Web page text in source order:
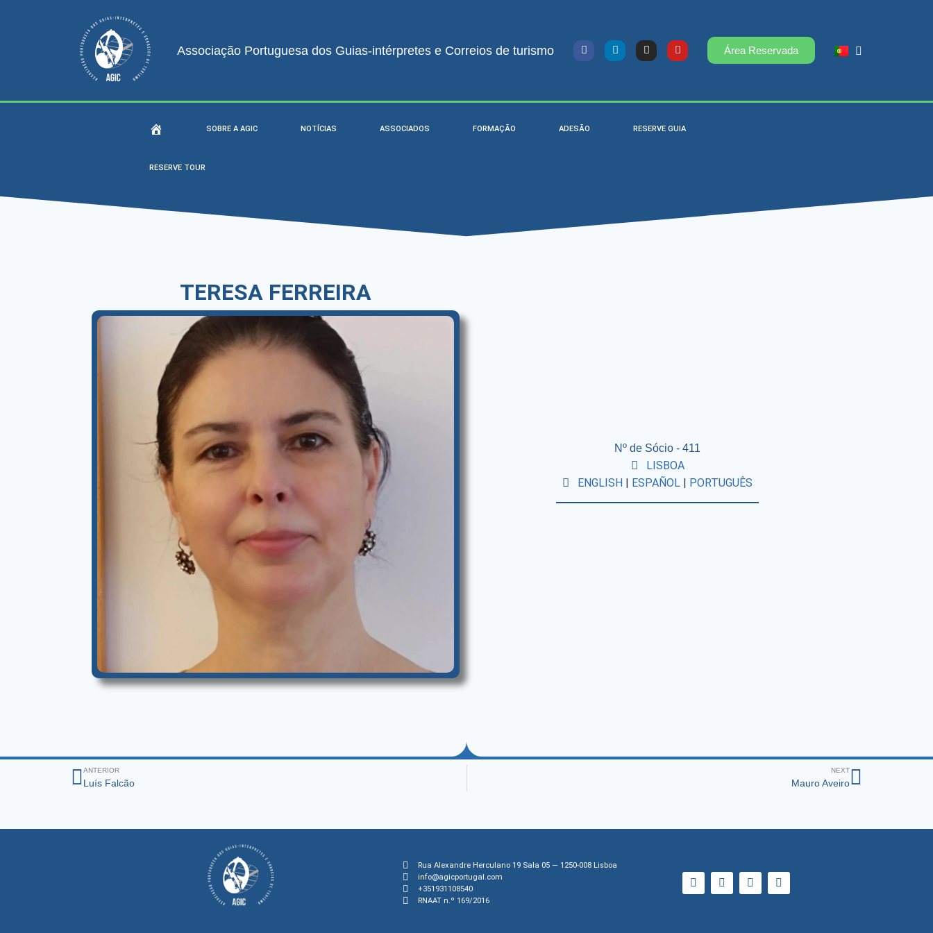
Associação Portuguesa dos Guias-intérpretes e Correios de turismo Área Reservada
SOBRE A AGIC NOTÍCIAS ASSOCIADOS FORMAÇÃO ADESÃO RESERVE GUIA
RESERVE TOUR
TERESA FERREIRA
Nº de Sócio - 411
LISBOA
ENGLISH | ESPAÑOL | PORTUGUÊS
ANTERIOR
Luís Falcão
NEXT
Mauro Aveiro
Rua Alexandre Herculano 19 Sala 05 — 1250-008 Lisboa
info@agicportugal.com
+351931108540
RNAAT n.º 169/2016